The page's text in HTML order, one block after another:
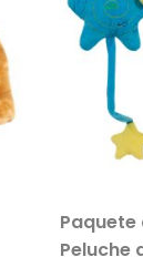
Paquete
Peluche